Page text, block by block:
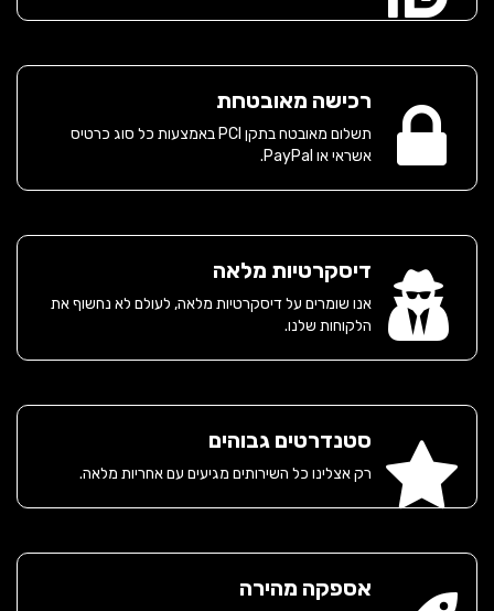
רכישה מאובטחת
תשלום מאובטח בתקן PCI באמצעות כל סוג כרטיס
אשראי או PayPal.
דיסקרטיות מלאה
אנו שומרים על דיסקרטיות מלאה, לעולם לא נחשוף את
הלקוחות שלנו.
סטנדרטים גבוהים
רק אצלינו כל השירותים מגיעים עם אחריות מלאה.
אספקה מהירה